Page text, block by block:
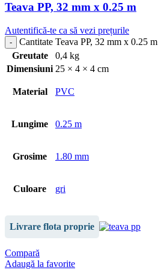
Teava PP, 32 mm x 0.25 m
Autentifică-te ca să vezi prețurile
Cantitate Teava PP, 32 mm x 0.25 m
Greutate
0,4 kg
Dimensiuni 25 × 4 × 4 cm
Material PVC
Lungime 0.25 m
Grosime 1.80 mm
Culoare gri
Livrare flota proprie
Compară
Adaugă la favorite